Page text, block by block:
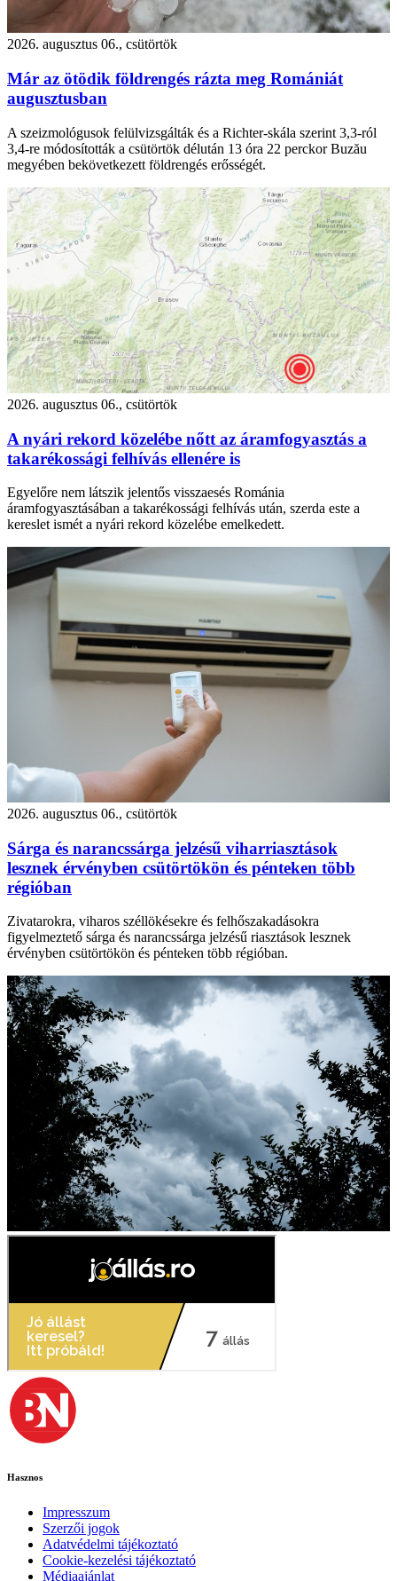
2026. augusztus 06., csütörtök
Már az ötödik földrengés rázta meg Romániát
augusztusban
A szeizmológusok felülvizsgálták és a Richter-skála szerint 3,3-ról
3,4-re módosították a csütörtök délután 13 óra 22 perckor Buzău
megyében bekövetkezett földrengés erősségét.
2026. augusztus 06., csütörtök
A nyári rekord közelébe nőtt az áramfogyasztás a
takarékossági felhívás ellenére is
Egyelőre nem látszik jelentős visszaesés Románia
áramfogyasztásában a takarékossági felhívás után, szerda este a
kereslet ismét a nyári rekord közelébe emelkedett.
2026. augusztus 06., csütörtök
Sárga és narancssárga jelzésű viharriasztások
lesznek érvényben csütörtökön és pénteken több
régióban
Zivatarokra, viharos széllökésekre és felhőszakadásokra
figyelmeztető sárga és narancssárga jelzésű riasztások lesznek
érvényben csütörtökön és pénteken több régióban.
Hasznos
Impresszum
Szerzői jogok
Adatvédelmi tájékoztató
Cookie-kezelési tájékoztató
Médiaajánlat